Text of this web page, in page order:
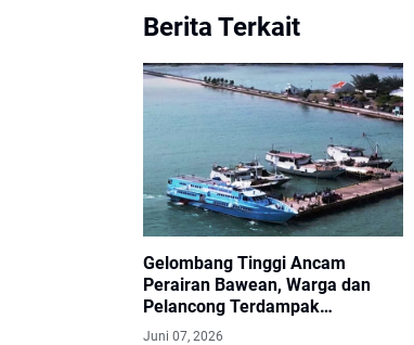
Berita Terkait
Gelombang Tinggi Ancam
Perairan Bawean, Warga dan
Pelancong Terdampak
Penundaan Pelayaran
Juni 07, 2026